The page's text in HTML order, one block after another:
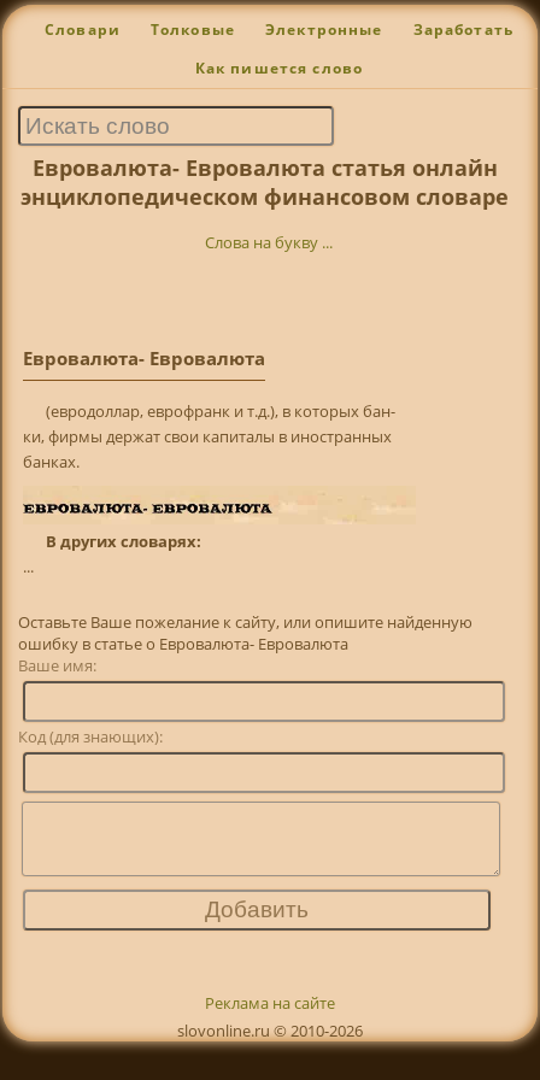
Словари Толковые Электронные Заработать
Как пишется слово
Евровалюта- Евровалюта статья онлайн
энциклопедическом финансовом словаре
Слова на букву ...
Евровалюта- Евровалюта
(евродоллар, еврофранк и т.д.), в которых бан-
ки, фирмы держат свои капиталы в иностранных
банках.
В других словарях:
...
Оставьте Ваше пожелание к сайту, или опишите найденную
ошибку в статье о Евровалюта- Евровалюта
Ваше имя:
Код (для знающих):
Реклама на сайте
slovonline.ru © 2010-2026